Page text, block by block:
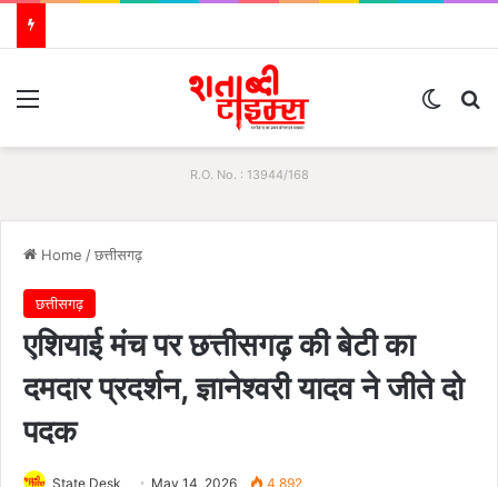
R.O. No. : 13944/168
Home /छत्तीसगढ़
छत्तीसगढ़
एशियाई मंच पर छत्तीसगढ़ की बेटी का
दमदार प्रदर्शन, ज्ञानेश्वरी यादव ने जीते दो
पदक
State Desk May 14, 2026 4,892